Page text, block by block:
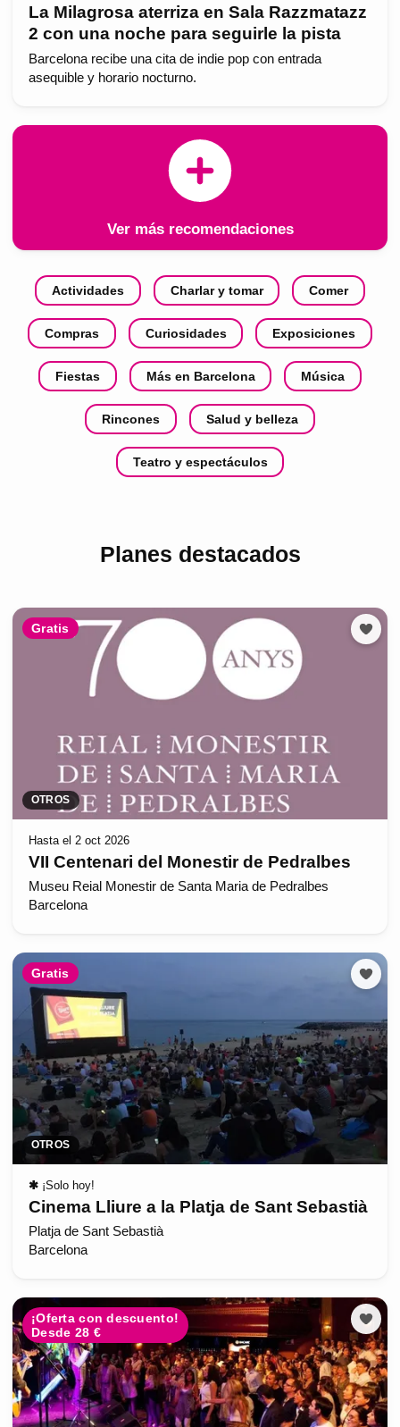
La Milagrosa aterriza en Sala Razzmatazz
2 con una noche para seguirle la pista
Barcelona recibe una cita de indie pop con entrada
asequible y horario nocturno.
Ver más recomendaciones
Actividades Charlar y tomar Comer
Compras Curiosidades Exposiciones
Fiestas Más en Barcelona Música
Rincones Salud y belleza
Teatro y espectáculos
Planes destacados
Gratis
OTROS
Hasta el 2 oct 2026
VII Centenari del Monestir de Pedralbes
Museu Reial Monestir de Santa Maria de Pedralbes
Barcelona
Gratis
OTROS
✱ ¡Solo hoy!
Cinema Lliure a la Platja de Sant Sebastià
Platja de Sant Sebastià
Barcelona
¡Oferta con descuento!
Desde 28 €